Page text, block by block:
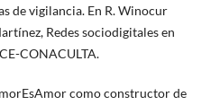
de vigilancia. En R. Winocur
Redes sociodigitales en
CONACULTA.
como constructor de